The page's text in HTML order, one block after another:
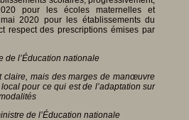
pour les écoles maternelles et
2020 pour les établissements du
respect des prescriptions émises par
de l’Éducation nationale
claire, mais des marges de manœuvre
pour ce qui est de l’adaptation sur
de l’Éducation nationale